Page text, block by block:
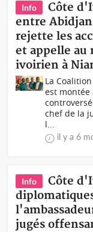
Info
Côte
entre Abidjan
rejette les
et appelle au
ivoirien à
La
est montée
chef de la
l...
il y a 6
Info
Côte
jugés